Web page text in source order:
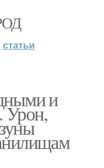
статьи
и
Урон,